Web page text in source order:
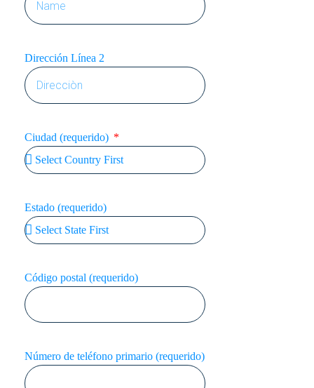
Dirección Línea 2
Ciudad (requerido)
Estado (requerido)
Código postal (requerido)
Número de teléfono primario (requerido)